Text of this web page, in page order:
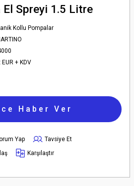
Spreyi 1.5 Litre
Kollu Pompalar
EUR + KDV
Haber Ver
Yap
Tavsiye Et
Karşılaştır